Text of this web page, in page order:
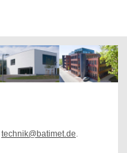
technik@batimet.de.